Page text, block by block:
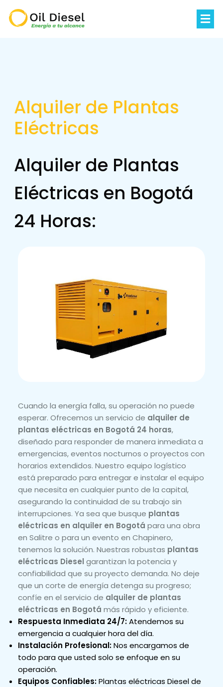
Alquiler de Plantas
Eléctricas
Alquiler de Plantas
Eléctricas en Bogotá
24 Horas:
Cuando la energía falla, su operación no puede
esperar. Ofrecemos un servicio de alquiler de
plantas eléctricas en Bogotá 24 horas,
diseñado para responder de manera inmediata a
emergencias, eventos nocturnos o proyectos con
horarios extendidos. Nuestro equipo logístico
está preparado para entregar e instalar el equipo
que necesita en cualquier punto de la capital,
asegurando la continuidad de su trabajo sin
interrupciones. Ya sea que busque plantas
eléctricas en alquiler en Bogotá para una obra
en Salitre o para un evento en Chapinero,
tenemos la solución. Nuestras robustas plantas
eléctricas Diesel garantizan la potencia y
confiabilidad que su proyecto demanda. No deje
que un corte de energía detenga su progreso;
confíe en el servicio de alquiler de plantas
eléctricas en Bogotá más rápido y eficiente.
Respuesta Inmediata 24/7:Atendemos su
emergencia a cualquier hora del día.
Instalación Profesional:Nos encargamos de
todo para que usted solo se enfoque en su
operación.
Equipos Confiables:Plantas eléctricas Diesel de